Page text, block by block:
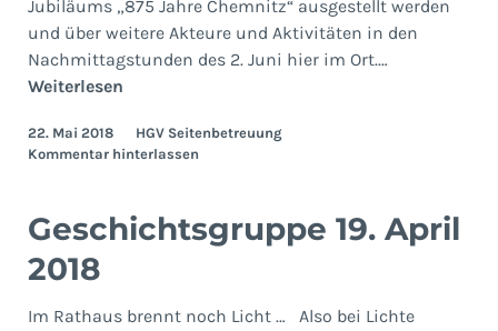
Jubiläums „875 Jahre Chemnitz“ ausgestellt werden
und über weitere Akteure und Aktivitäten in den
Nachmittagstunden des 2. Juni hier im Ort.…
WeiterlesenGeschichtsgruppe
Mai
2018
22. Mai 2018
HGV Seitenbetreuung
Kommentar hinterlassen
Geschichtsgruppe 19. April
2018
Im Rathaus brennt noch Licht … Also bei Lichte